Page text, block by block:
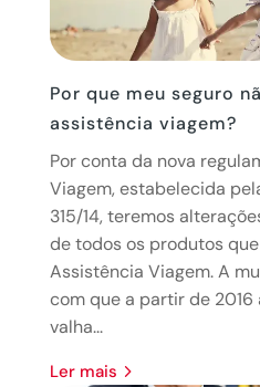
Por que meu seguro
assistência viagem?
Por conta da nova
Viagem, estabelecida
315/14, teremos
de todos os produtos
Assistência Viagem. A
com que a partir de 2016
valha...
ler mais